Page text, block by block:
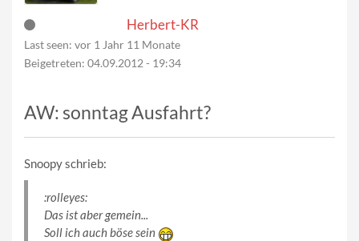
Herbert-KR
Last seen: vor 1 Jahr 11 Monate
Beigetreten: 04.09.2012 - 19:34
AW: sonntag Ausfahrt?
Snoopy schrieb:
:rolleyes:
Das ist aber gemein...
Soll ich auch böse sein